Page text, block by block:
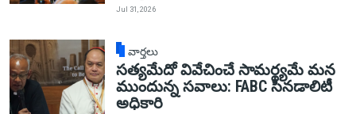
Jul 31, 2026
వార్తలు
సత్యమేదో వివేచించే సామర్థ్యమే మన
ముందున్న సవాలు: FABC సినడాలిటీ
అధికారి